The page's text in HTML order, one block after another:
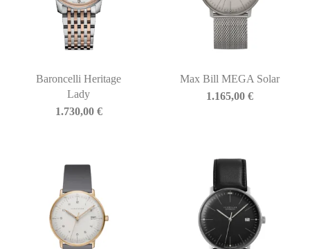
Baroncelli Heritage
Lady
1.730,00 €
Max Bill MEGA Solar
1.165,00€